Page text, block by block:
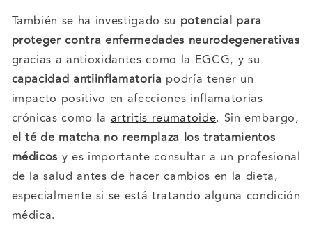
También se ha investigado su potencial para
proteger contra enfermedades neurodegenerativas
gracias a antioxidantes como la EGCG, y su
capacidad antiinflamatoria podría tener un
impacto positivo en afecciones inflamatorias
crónicas como laartritis reumatoide. Sin embargo,
el té de matcha no reemplaza los tratamientos
médicos y es importante consultar a un profesional
de la salud antes de hacer cambios en la dieta,
especialmente si se está tratando alguna condición
médica.